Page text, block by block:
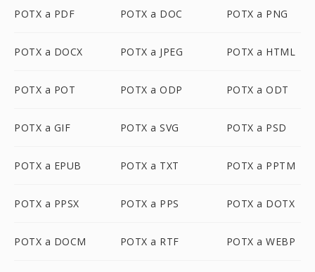
POTX a PDF POTX a DOC POTX a PNG
POTX a DOCX POTX a JPEG POTX a HTML
POTX a POT POTX a ODP POTX a ODT
POTX a GIF POTX a SVG POTX a PSD
POTX a EPUB POTX a TXT POTX a PPTM
POTX a PPSX POTX a PPS POTX a DOTX
POTX a DOCM POTX a RTF POTX a WEBP